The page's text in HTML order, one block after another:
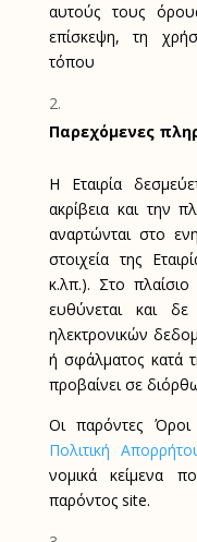
αυτούς τους
επίσκεψη, τη
τόπου
Παρεχόμενες
Η Εταιρία
ακρίβεια και την
αναρτώνται στο
στοιχεία της
κ.λπ.). Στο πλαίσιo
ευθύνεται και δε
ηλεκτρονικών
ή σφάλματος κατά
προβαίνει σε
Οι παρόντες
Πολιτική
νομικά κείμενα
παρόντος site.